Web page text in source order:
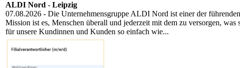
ALDI Nord - Leipzig
07.08.2026 - Die Unternehmensgruppe ALDI Nord ist einer der
Mission ist es, Menschen überall und jederzeit mit dem zu versorgen,
für unsere Kundinnen und Kunden so einfach wie...